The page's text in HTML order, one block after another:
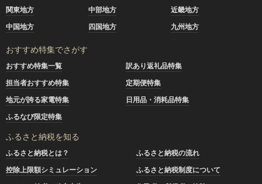
関東地方
中部地方
近畿地方
中国地方
四国地方 九州地方
おすすめ特集でさがす
おすすめ特集一覧
訳あり返礼品特集
担当者おすすめ特集
定期便特集
地元が誇る家電特集
日用品・消耗品特集
ふるなび限定特集
ふるさと納税を知る
ふるさと納税とは？
ふるさと納税の流れ
控除上限額シミュレーション
ふるさと納税制度について